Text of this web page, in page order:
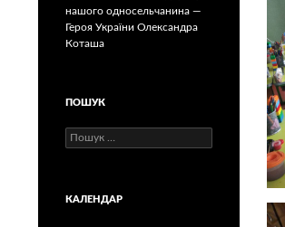
нашого односельчанина —
Героя України Олександра
Коташа
ПОШУК
Пошук:
КАЛЕНДАР